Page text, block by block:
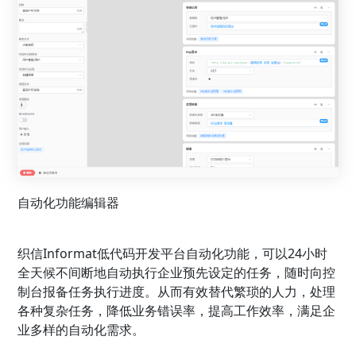
自动化功能编辑器
织信Informat低代码开发平台自动化功能，可以24小时
全天候不间断地自动执行企业预先设定的任务，随时向控
制台报备任务执行进度。从而有效替代繁琐的人力，处理
各种复杂任务，降低业务错误率，提高工作效率，满足企
业多样的自动化需求。